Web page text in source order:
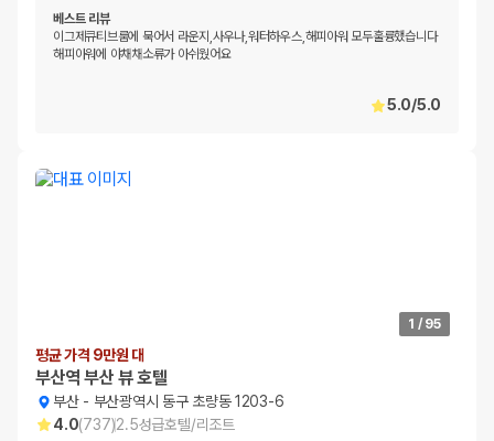
베스트 리뷰
이그제큐티브룸에 묵어서 라운지,사우나,워터하우스,해피아워 모두훌륭했습니다
해피아워에 야채채소류가 아쉬웠어요
5.0/5.0
1 / 95
평균 가격 9만원 대
부산역 부산 뷰 호텔
부산- 부산광역시 동구 초량동 1203-6
4.0(737)2.5성급호텔/리조트